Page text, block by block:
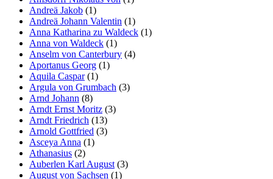
Andreä Jakob (1)
Andreä Johann Valentin (1)
Anna Katharina zu Waldeck (1)
Anna von Waldeck (1)
Anselm von Canterbury (4)
Aportanus Georg (1)
Aquila Caspar(1)
Argula von Grumbach (3)
Arnd Johann (8)
Arndt Ernst Moritz (3)
Arndt Friedrich (13)
Arnold Gottfried (3)
Asceya Anna (1)
Athanasius (2)
Auberlen Karl August (3)
August von Sachsen (1)